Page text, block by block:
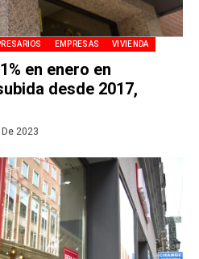
EMPRESAS VIVIENDA
en enero en
desde 2017,
2023